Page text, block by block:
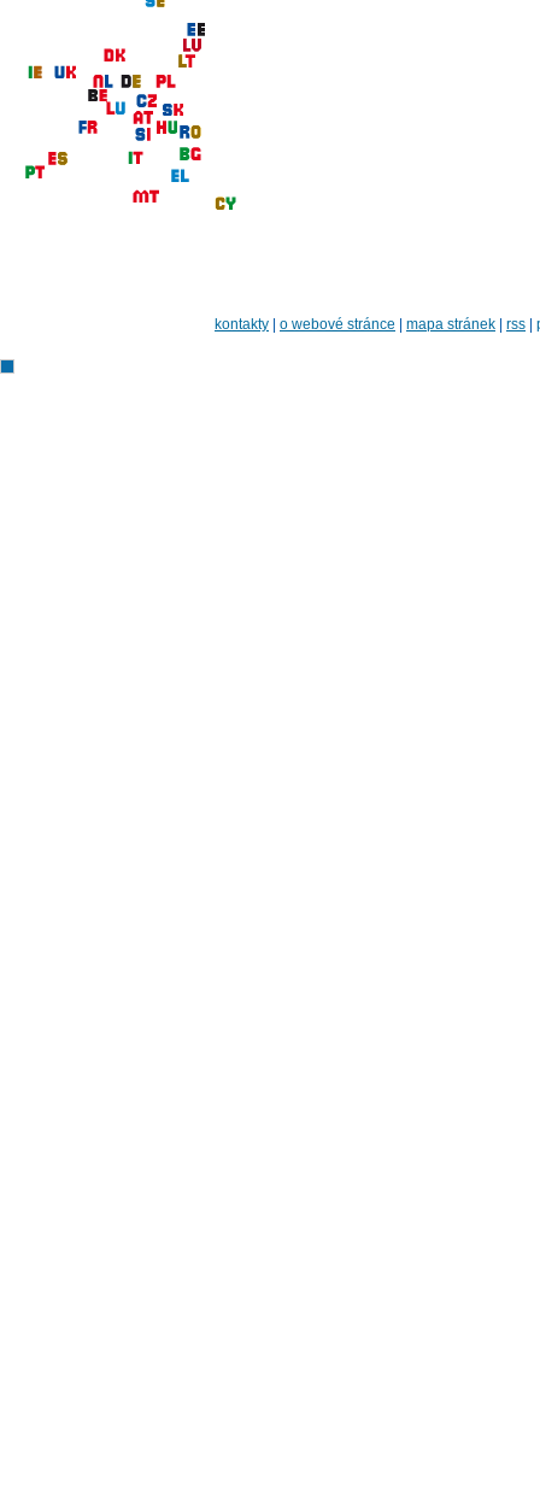
kontakty o webové stránce mapa stránek rss